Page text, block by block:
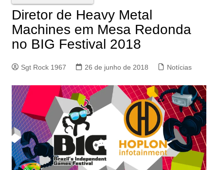
Diretor de Heavy Metal
Machines em Mesa Redonda
no BIG Festival 2018
Sgt Rock 1967 26 de junho de 2018 Notícias